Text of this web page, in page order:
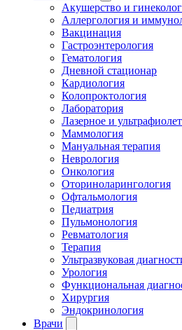
Акушерство и
Аллергология и
Вакцинация
Гастроэнтерология
Гематология
Дневной стационар
Кардиология
Колопроктология
Лаборатория
Лазерное и
Маммология
Мануальная терапия
Неврология
Онкология
Оториноларингология
Офтальмология
Педиатрия
Пульмонология
Ревматология
Терапия
Ультразвуковая
Урология
Функциональная
Хирургия
Эндокринология
Врачи